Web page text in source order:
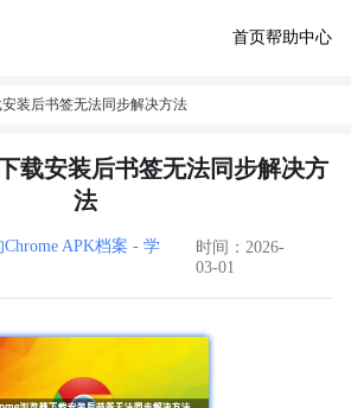
首页帮助中心
装后书签无法同步解决方法
载安装后书签无法同步解决方
法
APK档案 - 学
时间：2026-
03-01